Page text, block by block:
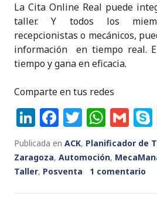
La Cita Online Real puede
taller. Y todos los
recepcionistas o mecánicos,
información en tiempo real.
tiempo y gana en eficacia.
Comparte en tus redes
Li
n
k
e
F
a
c
e
T
w
it
te
W
h
a
ts
G
m
ai
l
Publicada en ACK, Planificador de
Zaragoza, Automoción,
Taller, Posventa 1 comentario